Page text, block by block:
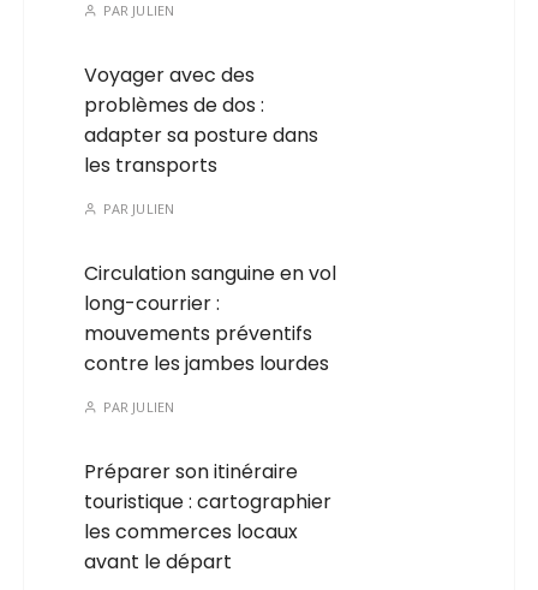
PAR JULIEN
Voyager avec des
problèmes de dos :
adapter sa posture dans
les transports
PAR JULIEN
Circulation sanguine en vol
long-courrier :
mouvements préventifs
contre les jambes lourdes
PAR JULIEN
Préparer son itinéraire
touristique : cartographier
les commerces locaux
avant le départ